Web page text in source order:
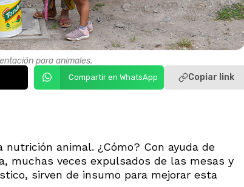
para animales.
Compartir en WhatsApp Copiar link
animal. ¿Cómo? Con ayuda de
muchas veces expulsados de las mesas y
sirven de insumo para mejorar esta